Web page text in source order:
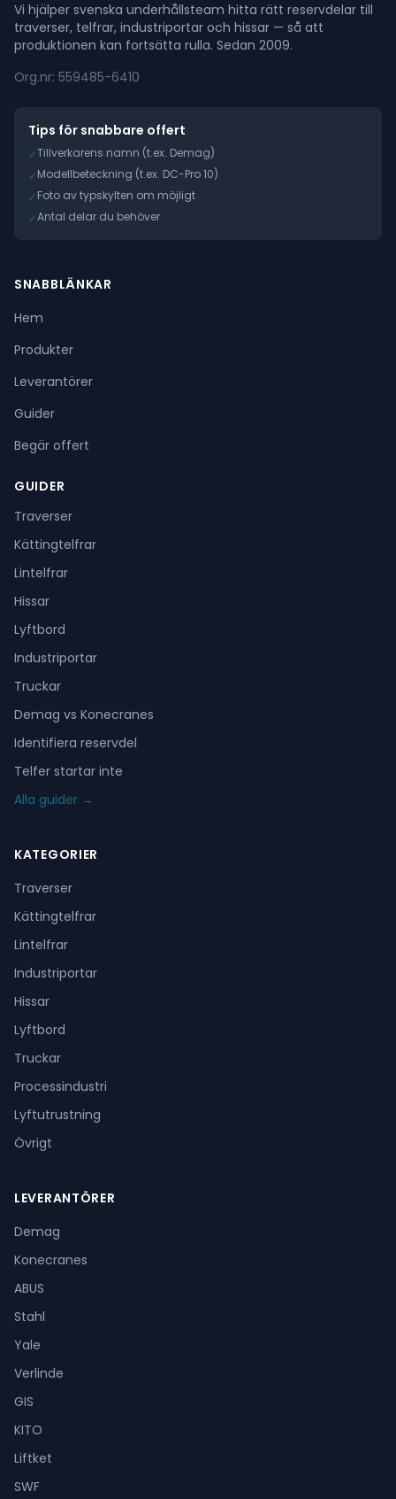
Vi hjälper svenska underhållsteam hitta rätt reservdelar till
traverser, telfrar, industriportar och hissar — så att
produktionen kan fortsätta rulla. Sedan 2009.
Org.nr: 559485-6410
Tips för snabbare offert
✓Tillverkarens namn (t.ex. Demag)
✓Modellbeteckning (t.ex. DC-Pro 10)
✓Foto av typskylten om möjligt
✓Antal delar du behöver
SNABBLÄNKAR
Hem
Produkter
Leverantörer
Guider
Begär offert
GUIDER
Traverser
Kättingtelfrar
Lintelfrar
Hissar
Lyftbord
Industriportar
Truckar
Demag vs Konecranes
Identifiera reservdel
Telfer startar inte
Alla guider →
KATEGORIER
Traverser
Kättingtelfrar
Lintelfrar
Industriportar
Hissar
Lyftbord
Truckar
Processindustri
Lyftutrustning
Övrigt
LEVERANTÖRER
Demag
Konecranes
ABUS
Stahl
Yale
Verlinde
GIS
KITO
Liftket
SWF